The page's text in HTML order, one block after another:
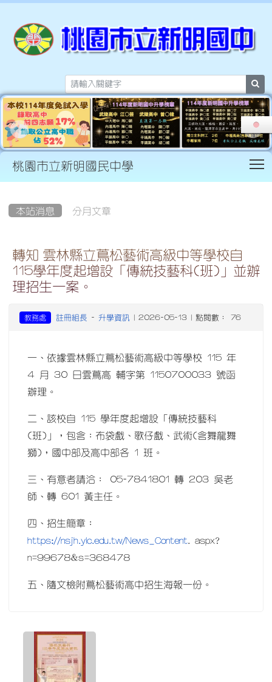
桃園市立新明國民中學
本站消息 分月文章
轉知 雲林縣立蔦松藝術高級中等學校自
115學年度起增設「傳統技藝科(班)」並辦
理招生一案。
教務處 註冊組長 - 升學資訊| 2026-05-13 | 點閱數： 76
一、依據雲林縣立蔦松藝術高級中等學校 115 年
4 月 30 日雲蔦高 輔字第 1150700033 號函
辦理。
二、該校自 115 學年度起增設「傳統技藝科
(班)」，包含：布袋戲、歌仔戲、武術(含舞龍舞
獅)，國中部及高中部各 1 班。
三、有意者請洽： 05-7841801 轉 203 吳老
師、轉 601 黃主任。
四、招生簡章：
https://nsjh.ylc.edu.tw/News_Content. aspx?
n=99678&s=368478
五、隨文檢附蔦松藝術高中招生海報一份。